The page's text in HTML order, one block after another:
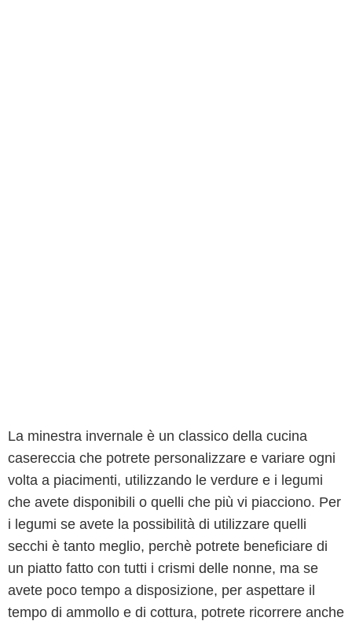
La minestra invernale è un classico della cucina
casereccia che potrete personalizzare e variare ogni
volta a piacimenti, utilizzando le verdure e i legumi
che avete disponibili o quelli che più vi piacciono. Per
i legumi se avete la possibilità di utilizzare quelli
secchi è tanto meglio, perchè potrete beneficiare di
un piatto fatto con tutti i crismi delle nonne, ma se
avete poco tempo a disposizione, per aspettare il
tempo di ammollo e di cottura, potrete ricorrere anche